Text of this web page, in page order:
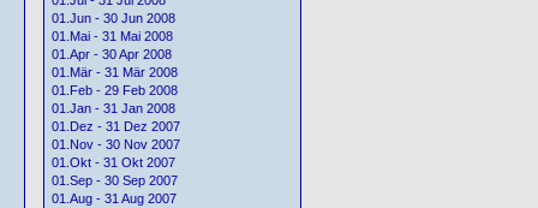
01.Jun - 30 Jun 2008
01.Mai - 31 Mai 2008
01.Apr - 30 Apr 2008
01.Mär - 31 Mär 2008
01.Feb - 29 Feb 2008
01.Jan - 31 Jan 2008
01.Dez - 31 Dez 2007
01.Nov - 30 Nov 2007
01.Okt - 31 Okt 2007
01.Sep - 30 Sep 2007
01.Aug - 31 Aug 2007